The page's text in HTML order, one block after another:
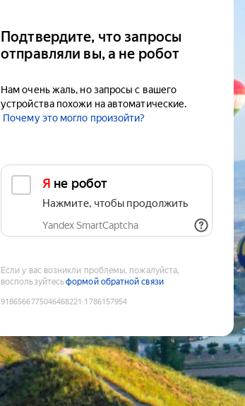
Подтвердите, что запросы
отправляли вы, а не робот
Нам очень жаль, но запросы с вашего
устройства похожи на автоматические.
Почему это могло произойти?
Я не робот
Нажмите, чтобы продолжить
Yandex SmartCaptcha
Если у вас возникли проблемы, пожалуйста,
воспользуйтесьформой обратной связи
9186566775046468221 :1786157954